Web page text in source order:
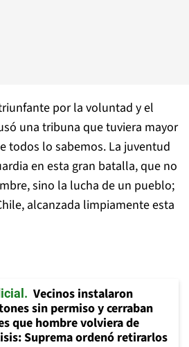
por la voluntad y el
una tribuna que tuviera mayor
todos lo sabemos. La juventud
en esta gran batalla, que no
sino la lucha de un pueblo;
alcanzada limpiamente esta
Vecinos instalaron
sin permiso y cerraban
que hombre volviera de
Suprema ordenó retirarlos